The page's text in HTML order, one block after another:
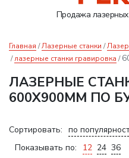
Продажа лазерных
Главная Лазерные станки
лазерные станки гравировка
ЛАЗЕРНЫЕ
600X900ММ ПО
Сортировать: по
Показывать по:
12 24 36